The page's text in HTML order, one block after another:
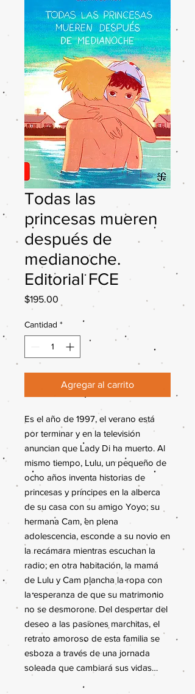
Todas las
princesas mueren
después de
medianoche.
Editorial FCE
$195.00
Cantidad *
Agregar al carrito
Es el año de 1997, el verano está
por terminar y en la televisión
anuncian que Lady Di ha muerto. Al
mismo tiempo, Lulu, un pequeño de
ocho años inventa historias de
princesas y príncipes en la alberca
de su casa con su amigo Yoyo; su
hermana Cam, en plena
adolescencia, esconde a su novio en
la recámara mientras escuchan la
radio; en otra habitación, la mamá
de Lulu y Cam plancha la ropa con
la esperanza de que su matrimonio
no se desmorone. Del despertar del
deseo a las pasiones marchitas, el
retrato amoroso de esta familia se
esboza a través de una jornada
soleada que cambiará sus vidas…